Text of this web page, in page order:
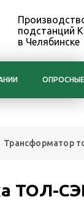
подстанций
в Челябинске
Трансформатор
ТОЛ-